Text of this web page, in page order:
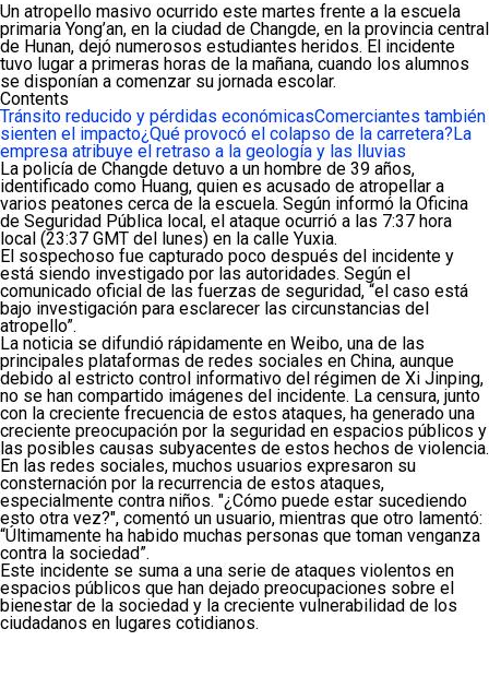
Un atropello masivo ocurrido este martes frente a la escuela
primaria Yong’an, en la ciudad de Changde, en la provincia central
de Hunan, dejó numerosos estudiantes heridos. El incidente
tuvo lugar a primeras horas de la mañana, cuando los alumnos
se disponían a comenzar su jornada escolar.
Contents
Tránsito reducido y pérdidas económicasComerciantes también
sienten el impacto¿Qué provocó el colapso de la carretera? La
empresa atribuye el retraso a la geología y las lluvias
La policía de Changde detuvo a un hombre de 39 años,
identificado como Huang, quien es acusado de atropellar a
varios peatones cerca de la escuela. Según informó la Oficina
de Seguridad Pública local, el ataque ocurrió a las 7:37 hora
local (23:37 GMT del lunes) en la calle Yuxia.
El sospechoso fue capturado poco después del incidente y
está siendo investigado por las autoridades. Según el
comunicado oficial de las fuerzas de seguridad, “el caso está
bajo investigación para esclarecer las circunstancias del
atropello”.
La noticia se difundió rápidamente en Weibo, una de las
principales plataformas de redes sociales en China, aunque
debido al estricto control informativo del régimen de Xi Jinping,
no se han compartido imágenes del incidente. La censura, junto
con la creciente frecuencia de estos ataques, ha generado una
creciente preocupación por la seguridad en espacios públicos y
las posibles causas subyacentes de estos hechos de violencia.
En las redes sociales, muchos usuarios expresaron su
consternación por la recurrencia de estos ataques,
especialmente contra niños. "¿Cómo puede estar sucediendo
esto otra vez?", comentó un usuario, mientras que otro lamentó:
“Últimamente ha habido muchas personas que toman venganza
contra la sociedad”.
Este incidente se suma a una serie de ataques violentos en
espacios públicos que han dejado preocupaciones sobre el
bienestar de la sociedad y la creciente vulnerabilidad de los
ciudadanos en lugares cotidianos.